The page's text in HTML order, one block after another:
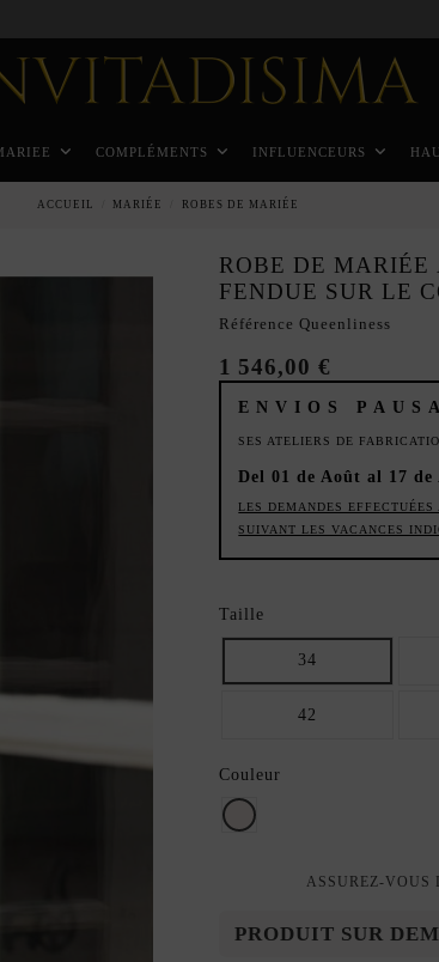
COMPLÉMENTS INFLUENCEURS
ACCUEIL MARIÉE ROBES DE MARIÉE
ROBE DE MARIÉE
FENDUE SUR LE
Référence Queenliness
1 546,00 €
ENVIOS
SES ATELIERS DE
Del 01 de Août al 17
LES DEMANDES
SUIVANT LES VACANCES
Taille
34
42
Couleur
ivoire
ASSUREZ-VOUS
PRODUIT SUR